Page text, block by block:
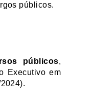
públicos.
públicos,
Executivo em